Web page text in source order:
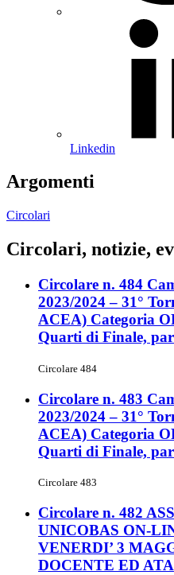
Linkedin
Argomenti
Circolari
Circolari, notizie,
Circolare n. 484
2023/2024 – 31°
ACEA) Categoria
Quarti di Finale,
Circolare 484
Circolare n. 483
2023/2024 – 31°
ACEA) Categoria
Quarti di Finale,
Circolare 483
Circolare n. 482
UNICOBAS ON-
VENERDI’ 3
DOCENTE ED ATA